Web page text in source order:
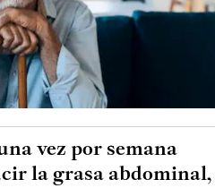
vez por semana
la grasa abdominal,